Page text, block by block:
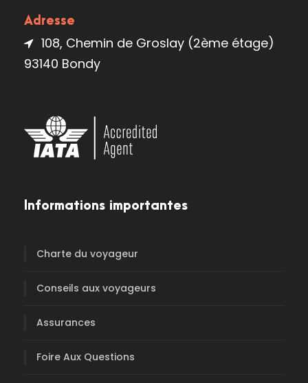
Adresse
108, Chemin de Groslay (2ème étage)
93140 Bondy
Informations importantes
Charte du voyageur
Conseils aux voyageurs
Assurances
Foire Aux Questions